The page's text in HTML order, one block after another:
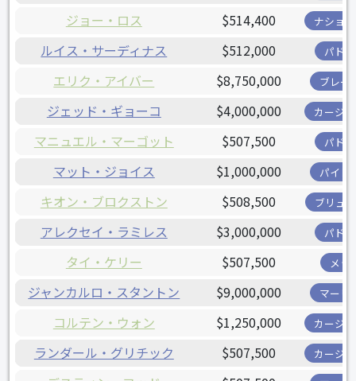
ジョー・ロス $514,400 ナショ
ルイス・サーディナス $512,000 パド
エリク・アイバー $8,750,000 ブレー
ジェッド・ギョーコ $4,000,000 カージ
マニュエル・マーゴット $507,500 パド
マット・ジョイス $1,000,000 パイレ
キオン・ブロクストン $508,500 ブリュ
アレクセイ・ラミレス $3,000,000 パド
タイ・ケリー $507,500 メッ
ジャンカルロ・スタントン $9,000,000 マーリ
コルテン・ウォン $1,250,000 カージ
ランダール・グリチック $507,500 カージ